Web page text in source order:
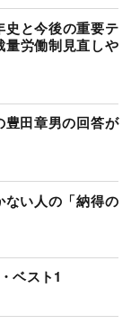
史と今後の重要テ
労働制見直しや
豊田章男の回答が
い人の「納得の
ベスト1